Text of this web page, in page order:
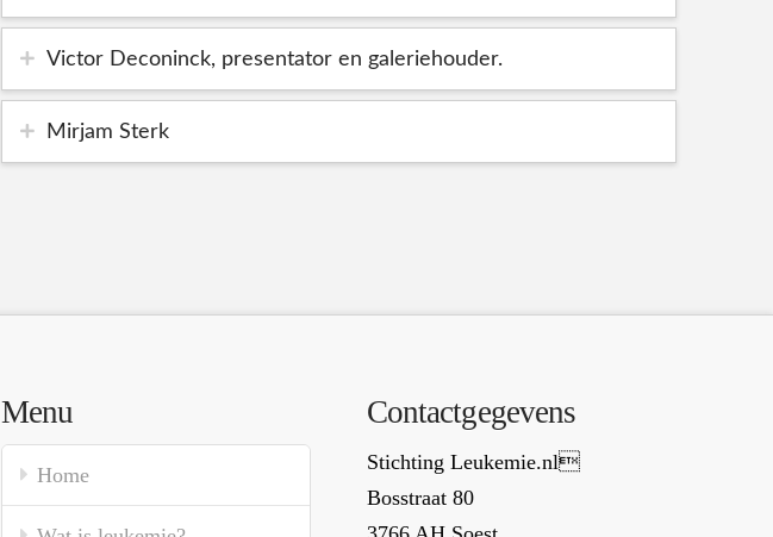
Victor Deconinck, presentator en galeriehouder.
Mirjam Sterk
Menu
Home
Contactgegevens
Stichting Leukemie.nl
Bosstraat 80